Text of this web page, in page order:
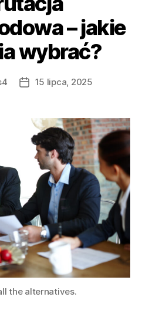
– jakie
wybrać?
Data15 lipca, 2025
the alternatives.